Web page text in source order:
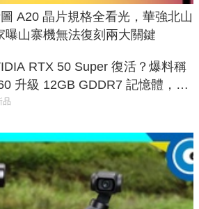
A20 晶片規格全看光，華強北山
曝山寨機無法復刻兩大關鍵
RTX 50 Super 復活？爆料稱
升級 12GB GDDR7 記憶體，這
格終於不擠牙膏
品